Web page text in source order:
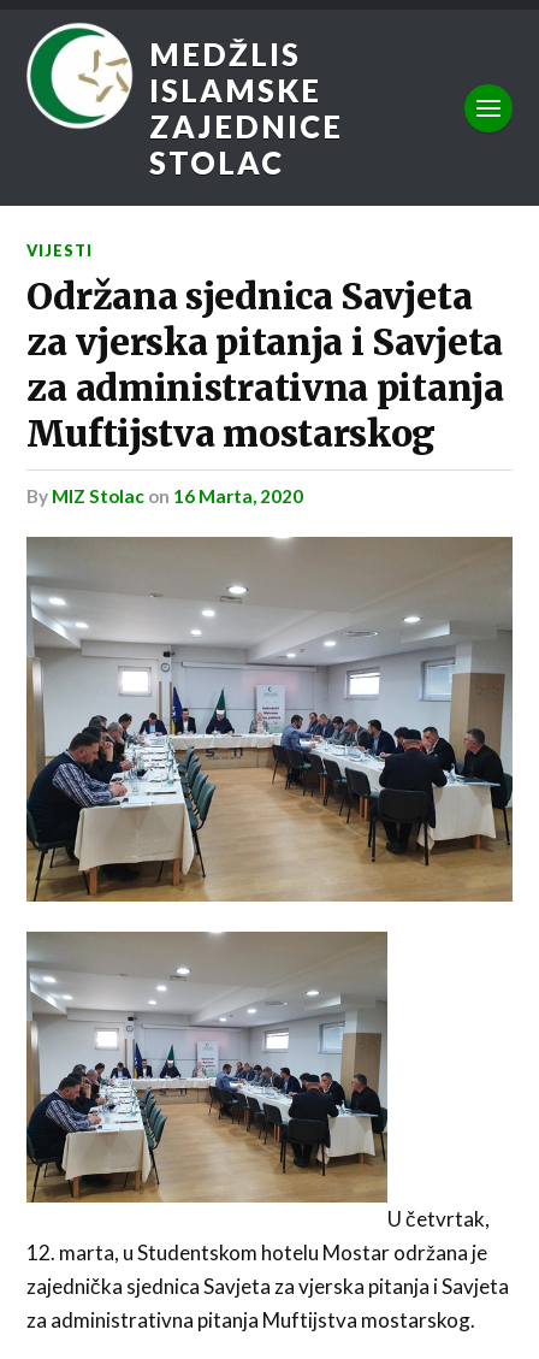
MEDŽLIS
ISLAMSKE
ZAJEDNICE
STOLAC
VIJESTI
Održana sjednica Savjeta
za vjerska pitanja i Savjeta
za administrativna pitanja
Muftijstva mostarskog
by MIZ Stolac on 16 Marta, 2020
U četvrtak,
12. marta, u Studentskom hotelu Mostar održana je
zajednička sjednica Savjeta za vjerska pitanja i Savjeta
za administrativna pitanja Muftijstva mostarskog.